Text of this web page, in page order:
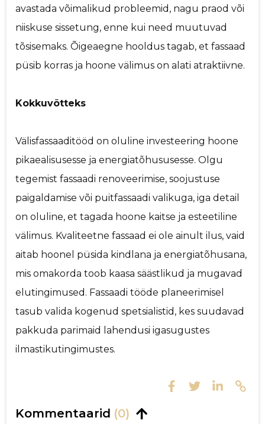
avastada võimalikud probleemid, nagu praod või
niiskuse sissetung, enne kui need muutuvad
tõsisemaks. Õigeaegne hooldus tagab, et fassaad
püsib korras ja hoone välimus on alati atraktiivne.
Kokkuvõtteks
Välisfassaaditööd on oluline investeering hoone
pikaealisusesse ja energiatõhususesse. Olgu
tegemist fassaadi renoveerimise, soojustuse
paigaldamise või puitfassaadi valikuga, iga detail
on oluline, et tagada hoone kaitse ja esteetiline
välimus. Kvaliteetne fassaad ei ole ainult ilus, vaid
aitab hoonel püsida kindlana ja energiatõhusana,
mis omakorda toob kaasa säästlikud ja mugavad
elutingimused. Fassaadi tööde planeerimisel
tasub valida kogenud spetsialistid, kes suudavad
pakkuda parimaid lahendusi igasugustes
ilmastikutingimustes.
Kommentaarid (0)